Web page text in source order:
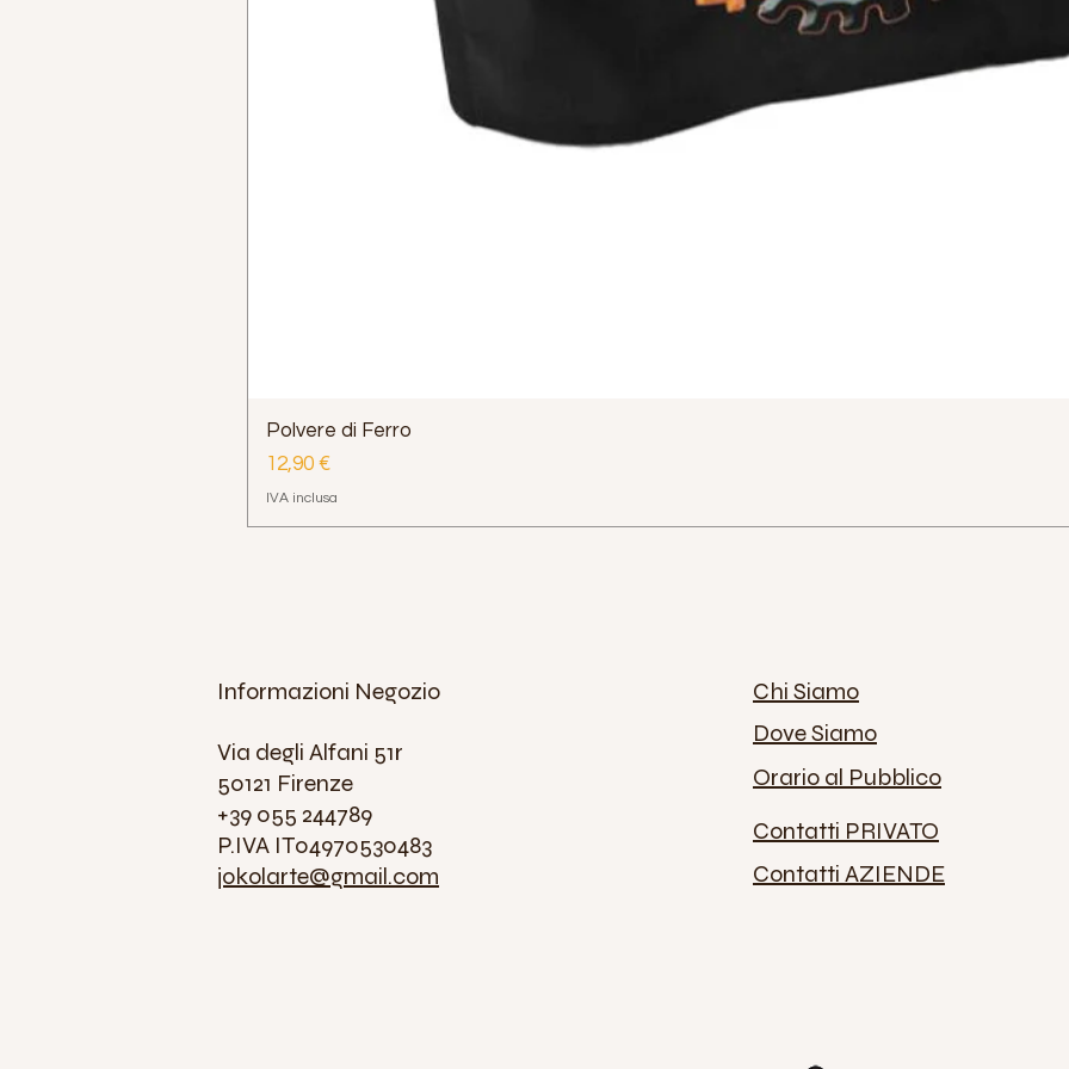
Polvere di Ferro
Prezzo
12,90 €
IVA inclusa
Informazioni Negozio
Via degli Alfani 51r
50121 Firenze
+39 055 244789
P.IVA IT04970530483
jokolarte@gmail.com
Chi Siamo
Dove Siamo
Orario al Pubblico
Contatti PRIVATO
Contatti AZIENDE